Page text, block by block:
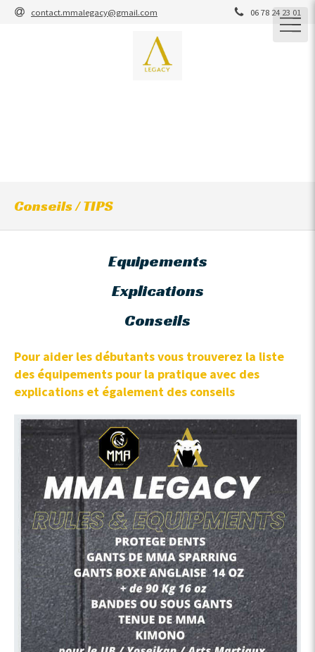
contact.mmalegacy@gmail.com 06 78 24 23 01
Conseils / TIPS
Equipements
Explications
Conseils
Pour aider les débutants vous trouverez la liste
des équipements pour la pratique avec des
explications et également des conseils